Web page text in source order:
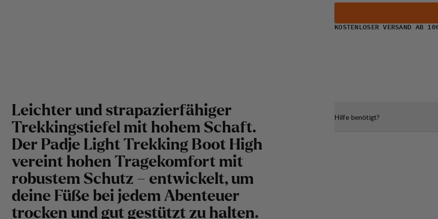
KOSTENLOSER VERSAND AB
Leichter und strapazierfähiger
Trekkingstiefel mit hohem Schaft.
Der Padje Light Trekking Boot High
vereint hohen Tragekomfort mit
robustem Schutz – entwickelt, um
deine Füße bei jedem Abenteuer
trocken und gut gestützt zu halten.
Hilfe benötigt?